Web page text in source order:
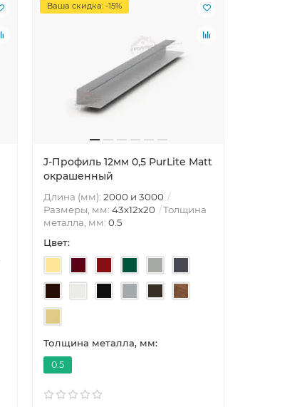
Ваша скидка: -15%
J-Профиль 12мм 0,5 PurLite Мatt
окрашенный
Длина (мм): 2000 и 3000
Размеры, мм: 43х12х20
Толщина
металла, мм: 0.5
Цвет:
Толщина металла, мм:
0.5